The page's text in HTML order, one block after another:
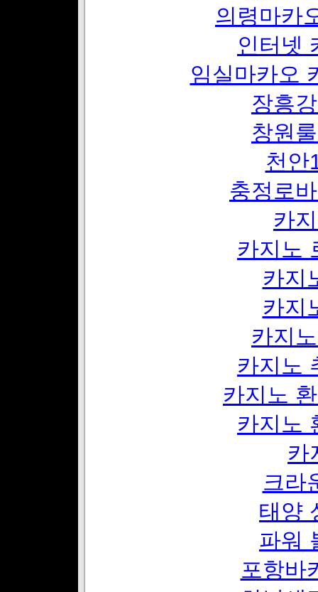
의령마카
인터넷
임실마카오
장흥
창원
천안
충정로
카
카지노
카지
카지
카지
카지노
카지노
카지노
카
크라
태양
파워
포항바